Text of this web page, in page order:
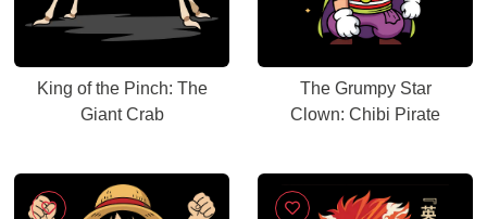
King of the Pinch: The
Giant Crab
The Grumpy Star
Clown: Chibi Pirate